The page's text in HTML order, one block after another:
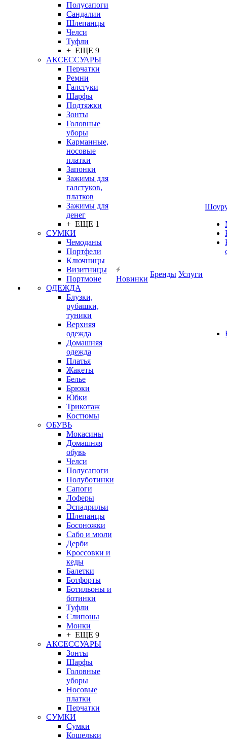
Полусапоги
Сандалии
Шлепанцы
Челси
Туфли
+ ЕЩЕ 9
АКСЕССУАРЫ
Перчатки
Ремни
Галстуки
Шарфы
Подтяжки
Зонты
Головные
уборы
Карманные,
носовые
платки
Запонки
Зажимы для
галстуков,
платков
Зажимы для
денег
+ ЕЩЕ 1
СУМКИ
Чемоданы
Портфели
Ключницы
Визитницы
Портмоне
ОДЕЖДА
Блузки,
рубашки,
туники
Верхняя
одежда
Домашняя
одежда
Платья
Жакеты
Белье
Брюки
Юбки
Трикотаж
Костюмы
ОБУВЬ
Мокасины
Домашняя
обувь
Челси
Полусапоги
Полуботинки
Сапоги
Лоферы
Эспадрильи
Шлепанцы
Босоножки
Сабо и мюли
Дерби
Кроссовки и
кеды
Балетки
Ботфорты
Ботильоны и
ботинки
Туфли
Слипоны
Монки
+ ЕЩЕ 9
АКСЕССУАРЫ
Зонты
Шарфы
Головные
уборы
Носовые
платки
Перчатки
СУМКИ
Сумки
Кошельки
Новинки
Бренды Услуги